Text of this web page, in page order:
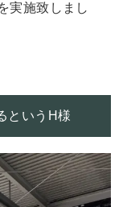
実施致しまし
というH様